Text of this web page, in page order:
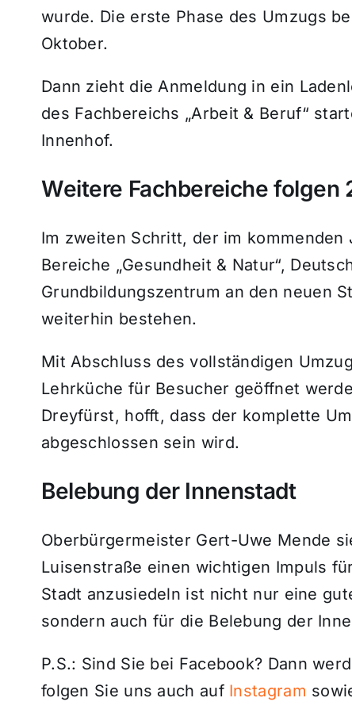
wurde. Die erste Phase des Umzugs
Oktober.
Dann zieht die Anmeldung in ein
des Fachbereichs „Arbeit & Beruf“
Innenhof.
Weitere Fachbereiche folgen
Im zweiten Schritt, der im
Bereiche „Gesundheit & Natur“,
Grundbildungszentrum an den neuen
weiterhin bestehen.
Mit Abschluss des vollständigen
Lehrküche für Besucher geöffnet
Dreyfürst, hofft, dass der komplette
abgeschlossen sein wird.
Belebung der Innenstadt
Oberbürgermeister Gert-Uwe Mende
Luisenstraße einen wichtigen Impuls
Stadt anzusiedeln ist nicht nur eine
sondern auch für die Belebung der
P.S.: Sind Sie bei Facebook? Dann
folgen Sie uns auch auf Instagram